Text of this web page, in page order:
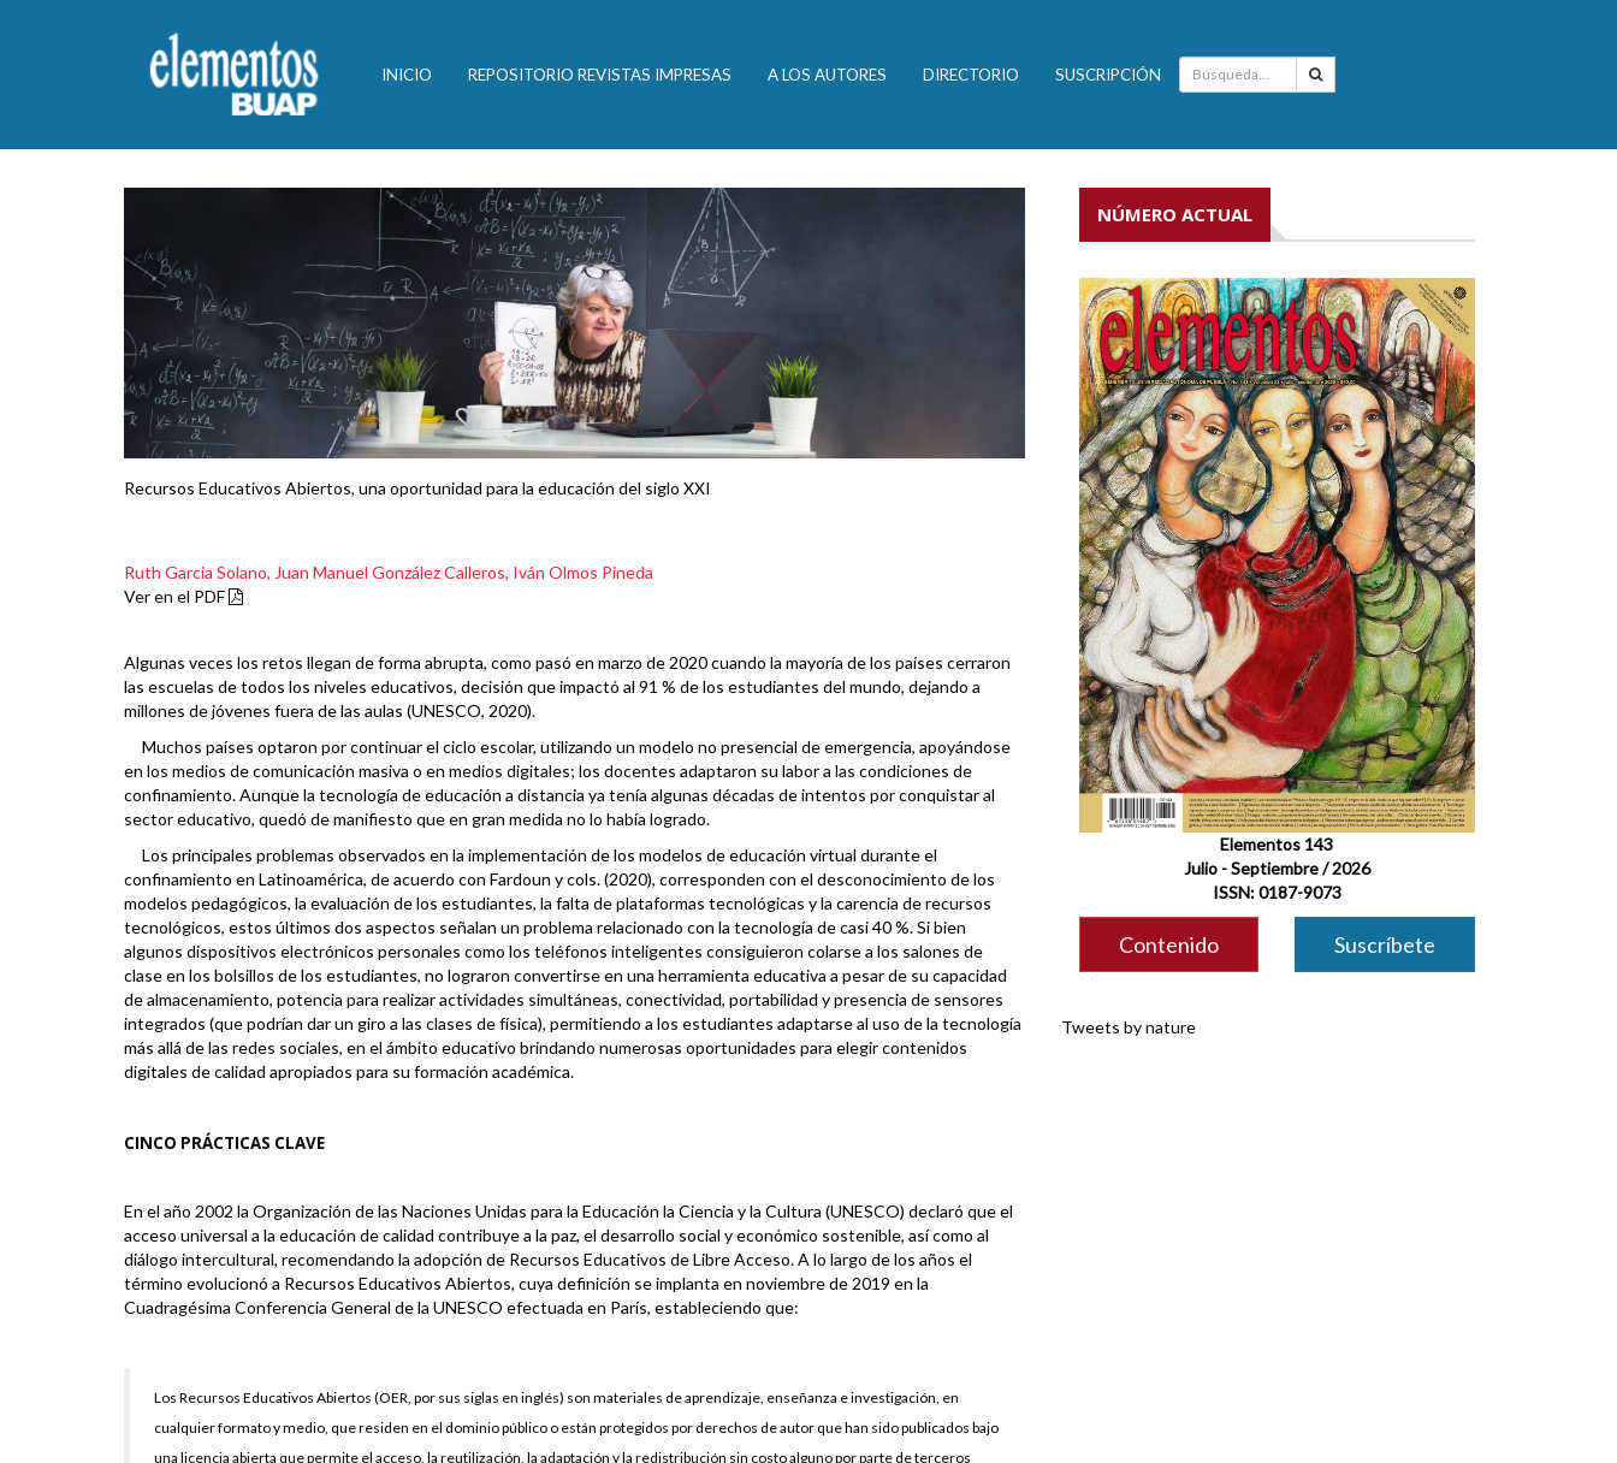
INICIO REPOSITORIO REVISTAS IMPRESAS A LOS AUTORES DIRECTORIO SUSCRIPCIÓN
Recursos Educativos Abiertos, una oportunidad para la educación del siglo XXI
Ruth Garcia Solano, Juan Manuel González Calleros, Iván Olmos Pineda
Ver en el PDF
Algunas veces los retos llegan de forma abrupta, como pasó en marzo de 2020cuando la mayoría de los países cerraron
las escuelas de todos los niveles educativos, decisión que impactó al 91 % de los estudiantes del mundo, dejando a
millones de jóvenes fuera de las aulas (UNESCO, 2020).
Muchos países optaron por continuar el ciclo escolar, utilizando un modelo no presencial de emergencia, apoyándose
en los medios de comunicación masiva o en medios digitales; los docentes adaptaron su labor a las condiciones de
confinamiento. Aunque la tecnología de educación a distancia ya tenía algunas décadas de intentos por conquistar al
sector educativo, quedó de manifiesto que en gran medida no lo había logrado.
Los principales problemas observados en la implementación de los modelos de educación virtual durante el
confinamiento en Latinoamérica, de acuerdo con Fardoun y cols. (2020), corresponden con el desconocimiento de los
modelos pedagógicos, la evaluación de los estudiantes, la falta de plataformas tecnológicas y la carencia de recursos
tecnológicos, estos últimos dos aspectos señalan un problema relacionado con la tecnología de casi40 %.Si bien
algunos dispositivos electrónicos personales como los teléfonos inteligentes consiguieron colarse a los salones de
clase en los bolsillos de los estudiantes, no lograron convertirse en una herramienta educativa a pesar de su capacidad
de almacenamiento, potencia para realizar actividades simultáneas, conectividad, portabilidad y presencia de sensores
integrados (que podrían dar un giro a las clases de física), permitiendo a los estudiantes adaptarse al uso de la tecnología
más allá de las redes sociales, en el ámbito educativo brindando numerosas oportunidades para elegir contenidos
digitales de calidad apropiados para su formación académica.
CINCO PRÁCTICAS CLAVE
En el año 2002 la Organización de las Naciones Unidas para la Educación la Ciencia y la Cultura (UNESCO) declaró que el
acceso universal a la educación de calidad contribuye a la paz, el desarrollo social y económico sostenible, así como al
diálogo intercultural, recomendando la adopción de Recursos Educativos de Libre Acceso. A lo largo de los años el
término evolucionó a Recursos Educativos Abiertos, cuya definición se implanta en noviembre de 2019 en la
Cuadragésima Conferencia General de la UNESCO efectuada en París, estableciendo que:
Los Recursos Educativos Abiertos (OER, por sus siglas en inglés) son materiales de aprendizaje, enseñanza e investigación, en
cualquier formato y medio, que residen en el dominio público o están protegidos por derechos de autor que han sido publicados bajo
una licencia abierta que permite el acceso, la reutilización, la adaptación y la redistribución sin costo alguno por parte de terceros
NÚMERO ACTUAL
Elementos 143
Julio - Septiembre / 2026
ISSN: 0187-9073
Contenido Suscríbete
Tweets by nature